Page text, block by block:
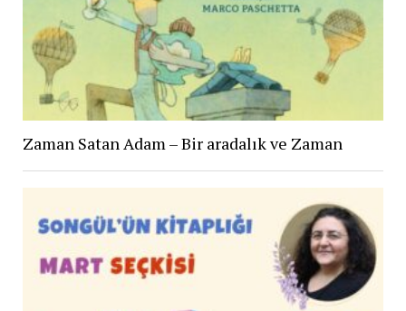
Zaman Satan Adam – Bir aradalık ve Zaman